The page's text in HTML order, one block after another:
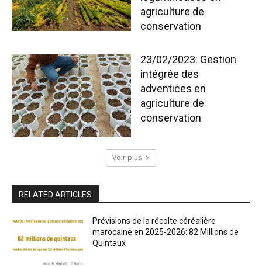
agriculture de
conservation
23/02/2023: Gestion
intégrée des
adventices en
agriculture de
conservation
Voir plus
RELATED ARTICLES
Prévisions de la récolte céréalière
marocaine en 2025-2026: 82 Millions de
Quintaux